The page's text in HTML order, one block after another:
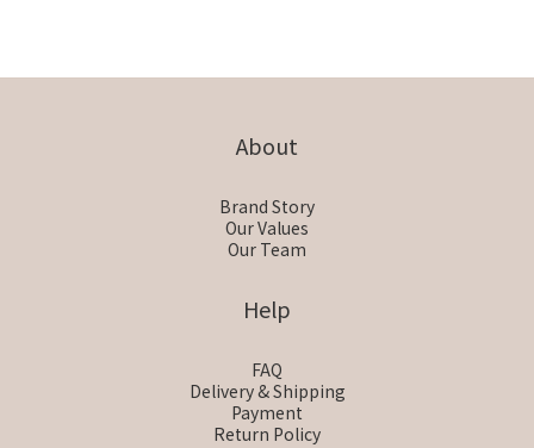
About
Brand Story
Our Values
Our Team
Help
FAQ
Delivery & Shipping
Payment
Return Policy